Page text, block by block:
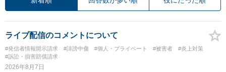
ライブ配信のコメントについて
#発信者情報開示請求 #誹謗中傷 #個人・プライベート #被害者
#炎上対策
#訴訟・損害賠償請求
2026年8月7日